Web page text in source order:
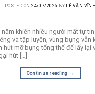
POSTED ON24/07/2026 BY LÊ VĂN VĨNH
khiến nhiều người mất tự
và tập luyện, vùng bụng vẫn
hút mỡ bụng tổng thể để lấy lại
hút […]
Continue reading →